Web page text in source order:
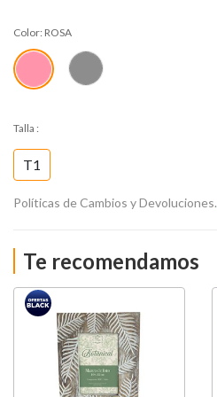
Color: ROSA
Talla :
T1
Políticas de Cambios y Devoluciones.
Te recomendamos